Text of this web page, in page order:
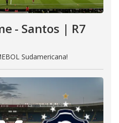
- Santos | R7
Sudamericana!